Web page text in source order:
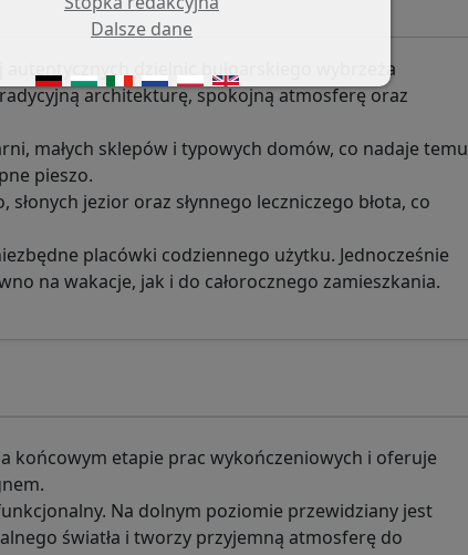
dzielnic bułgarskiego wybrzeża
architekturę, spokojną atmosferę oraz
małych sklepów i typowych domów, co nadaje temu
pieszo.
jezior oraz słynnego leczniczego błota, co
placówki codziennego użytku. Jednocześnie
na wakacje, jak i do całorocznego zamieszkania.
końcowym etapie prac wykończeniowych i oferuje
Na dolnym poziomie przewidziany jest
światła i tworzy przyjemną atmosferę do
Dalsze dane